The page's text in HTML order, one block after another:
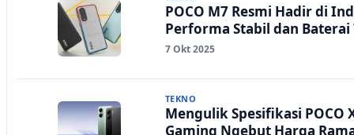
POCO M7 Resmi Hadir di
Performa Stabil dan Baterai
7 Okt 2025
TEKNO
Mengulik Spesifikasi POCO
Gaming Ngebut Harga